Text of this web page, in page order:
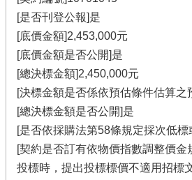
[是否刊登公報]是
[底價金額]2,453,000元
[底價金額是否公開]是
[總決標金額]2,450,000元
[決標金額是否係依預估條件估算之
[總決標金額是否公開]是
[是否依採購法第58條規定採次低
[契約是否訂有依物價指數調整價金
投標時，提出投標標價不適用招標